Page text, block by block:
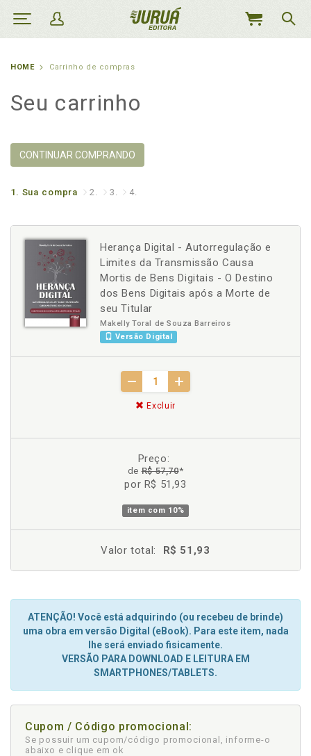
MEU
HOME Carrinho de compras
Seu carrinho
CONTINUAR COMPRANDO
1. Sua compra 2. 3. 4.
Herança Digital - Autorregulação e
Limites da Transmissão Causa
Mortis de Bens Digitais - O Destino
dos Bens Digitais após a Morte de
seu Titular
Makelly Toral de Souza Barreiros
Versão Digital
Excluir
Preço:
deR$ 57,70*
por R$ 51,93
item com 10%
Valor total: R$ 51,93
ATENÇÃO! Você está adquirindo (ou recebeu de brinde)
uma obra em versão Digital (eBook). Para este item, nada
lhe será enviado fisicamente.
VERSÃO PARA DOWNLOAD E LEITURA EM
SMARTPHONES/TABLETS.
Cupom / Código promocional:
Se possuir um cupom/código promocional, informe-o
abaixo e clique em ok